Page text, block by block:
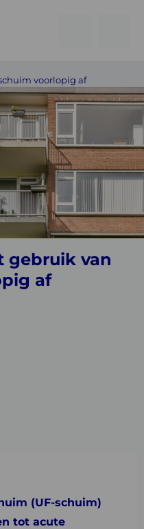
voorlopig af
gebruik van
af
(UF-schuim)
tot acute